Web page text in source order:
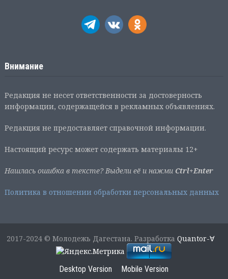
Внимание
Редакция не несет ответственности за достоверность
информации, содержащейся в рекламных объявлениях.
Редакция не предоставляет справочной информации.
Настоящий ресурс может содержать материалы 12+
Нашлась ошибка в тексте? Выдели её и нажми Ctrl+Enter
Политика в отношении обработки персональных данных
2017-2024 © Молодежь Дагестана. РазработкаQuantor-∀
Desktop Version Mobile Version